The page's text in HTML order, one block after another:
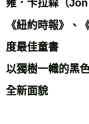
海外叢書運費
雜誌海外運費
數位商品海外免運
雍．卡拉森（
《紐約時報》、
度最佳童書
以獨樹一幟的黑
全新面貌